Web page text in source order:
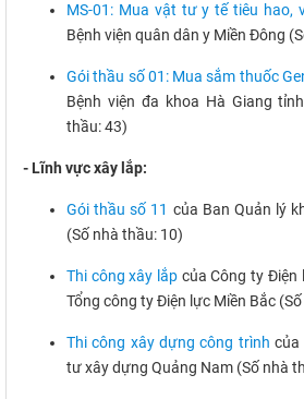
MS-01: Mua vật tư y tế tiêu hao,
Bệnh viện quân dân y Miền Đông
Gói thầu số 01: Mua sắm thuốc
Bệnh viện đa khoa Hà Giang
thầu: 43)
- Lĩnh vực xây lắp:
Gói thầu số 11 của Ban Quản lý
(Số nhà thầu: 10)
Thi công xây lắp của Công ty Điện
Tổng công ty Điện lực Miền Bắc
Thi công xây dựng công trình của
tư xây dựng Quảng Nam (Số nhà